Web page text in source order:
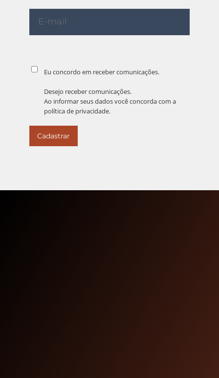
Eu concordo em receber comunicações.
Desejo receber comunicações.
Ao informar seus dados você concorda com a
política de privacidade.